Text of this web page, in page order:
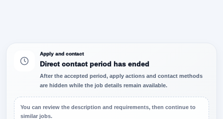
Apply and contact
Direct contact period has ended
After the accepted period, apply actions and contact methods
are hidden while the job details remain available.
You can review the description and requirements, then continue to
similar jobs.